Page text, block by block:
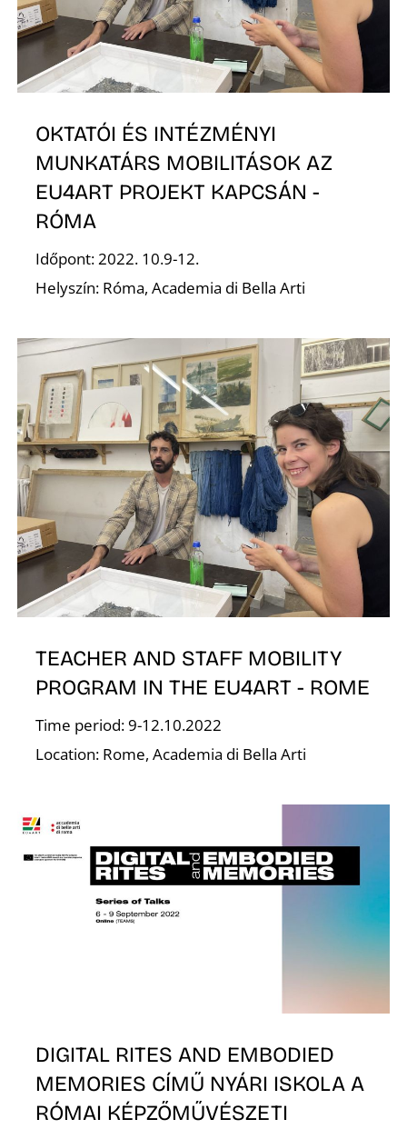
OKTATÓI ÉS INTÉZMÉNYI
MUNKATÁRS MOBILITÁSOK AZ
EU4ART PROJEKT KAPCSÁN -
RÓMA
Időpont: 2022. 10.9-12.
Helyszín: Róma, Academia di Bella Arti
TEACHER AND STAFF MOBILITY
PROGRAM IN THE EU4ART - ROME
Time period: 9-12.10.2022
Location: Rome, Academia di Bella Arti
DIGITAL RITES AND EMBODIED
MEMORIES CÍMŰ NYÁRI ISKOLA A
RÓMAI KÉPZŐMŰVÉSZETI